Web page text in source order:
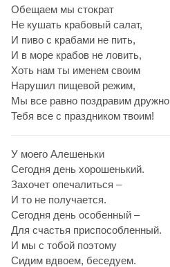
Обещаем мы стократ
Не кушать крабовый салат,
И пиво с крабами не пить,
И в море крабов не ловить,
Хоть нам ты именем своим
Нарушил пищевой режим,
Мы все равно поздравим дружно
Тебя все с праздником твоим!
У моего Алешеньки
Сегодня день хорошенький.
Захочет опечалиться –
И то не получается.
Сегодня день особенный –
Для счастья приспособленный.
И мы с тобой поэтому
Сидим вдвоем, беседуем.